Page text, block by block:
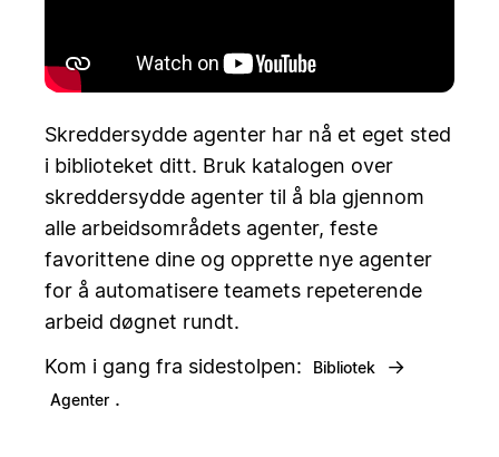
Skreddersydde agenter har nå et eget sted
i biblioteket ditt. Bruk katalogen over
skreddersydde agenter til å bla gjennom
alle arbeidsområdets agenter, feste
favorittene dine og opprette nye agenter
for å automatisere teamets repeterende
arbeid døgnet rundt.
Kom i gang fra sidestolpen:
Bibliotek →
Agenter .